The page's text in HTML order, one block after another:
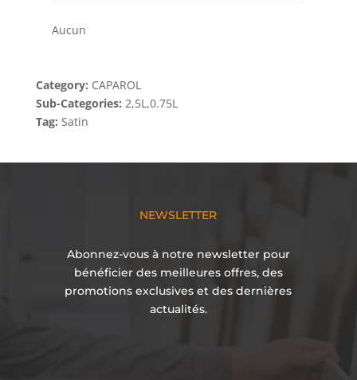
Aucun
Category: CAPAROL
Sub-Categories: 2,5L,0.75L
Tag: Satin
NEWSLETTER
Abonnez-vous à notre newsletter pour
bénéficier des meilleures offres, des
promotions exclusives et des dernières
actualités.